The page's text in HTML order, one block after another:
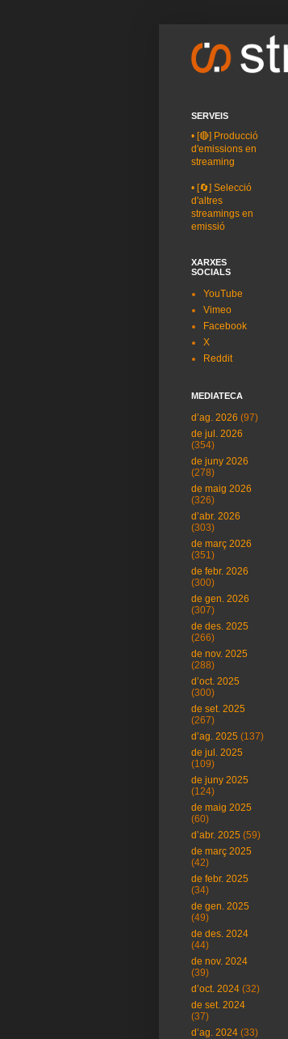
SERVEIS
• [🔴] Producció
d'emissions en
streaming
• [🔄] Selecció
d'altres
streamings en
emissió
XARXES
SOCIALS
YouTube
Vimeo
Facebook
X
Reddit
MEDIATECA
d’ag. 2026 (97)
de jul. 2026
(354)
de juny 2026
(278)
de maig 2026
(326)
d’abr. 2026
(303)
de març 2026
(351)
de febr. 2026
(300)
de gen. 2026
(307)
de des. 2025
(266)
de nov. 2025
(288)
d’oct. 2025
(300)
de set. 2025
(267)
d’ag. 2025 (137)
de jul. 2025
(109)
de juny 2025
(124)
de maig 2025
(60)
d’abr. 2025 (59)
de març 2025
(42)
de febr. 2025
(34)
de gen. 2025
(49)
de des. 2024
(44)
de nov. 2024
(39)
d’oct. 2024 (32)
de set. 2024
(37)
d’ag. 2024 (33)